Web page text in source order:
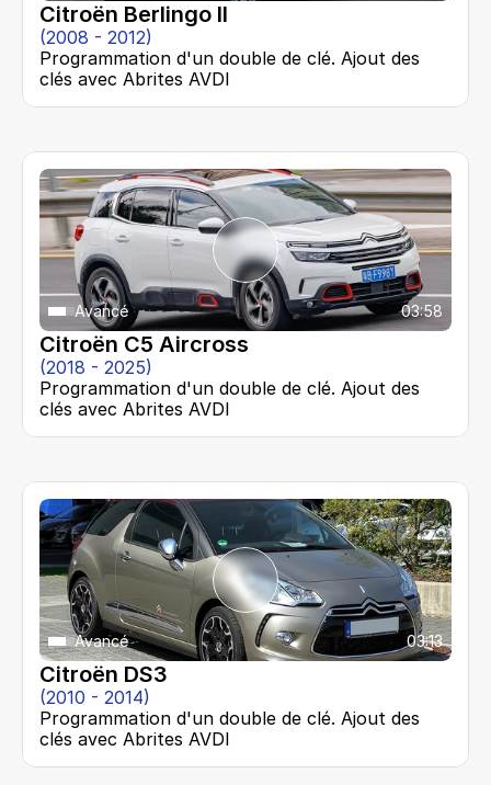
Citroën Berlingo II
(2008 - 2012)
Programmation d'un double de clé. Ajout des
clés avec Abrites AVDI
03:58
Avancé
Citroën C5 Aircross
(2018 - 2025)
Programmation d'un double de clé. Ajout des
clés avec Abrites AVDI
03:13
Avancé
Citroën DS3
(2010 - 2014)
Programmation d'un double de clé. Ajout des
clés avec Abrites AVDI